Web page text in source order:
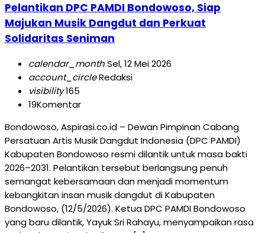
Pelantikan DPC PAMDI Bondowoso, Siap
Majukan Musik Dangdut dan Perkuat
Solidaritas Seniman
calendar_monthSel, 12 Mei 2026
account_circleRedaksi
visibility165
19Komentar
Bondowoso, Aspirasi.co.id – Dewan Pimpinan Cabang
Persatuan Artis Musik Dangdut Indonesia (DPC PAMDI)
Kabupaten Bondowoso resmi dilantik untuk masa bakti
2026–2031. Pelantikan tersebut berlangsung penuh
semangat kebersamaan dan menjadi momentum
kebangkitan insan musik dangdut di Kabupaten
Bondowoso, (12/5/2026). Ketua DPC PAMDI Bondowoso
yang baru dilantik, Yayuk Sri Rahayu, menyampaikan rasa